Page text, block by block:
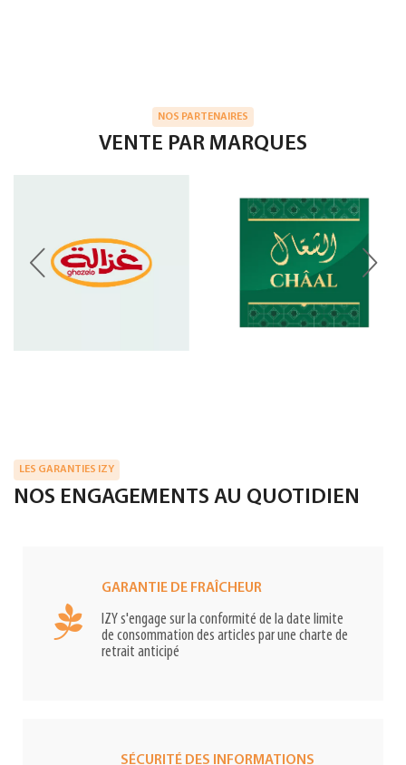
NOS PARTENAIRES
VENTE PAR MARQUES
LES GARANTIES IZY
NOS ENGAGEMENTS AU QUOTIDIEN
GARANTIE DE FRAÎCHEUR
IZY s'engage sur la conformité de la date limite
de consommation des articles par une charte de
retrait anticipé
SÉCURITÉ DES INFORMATIONS